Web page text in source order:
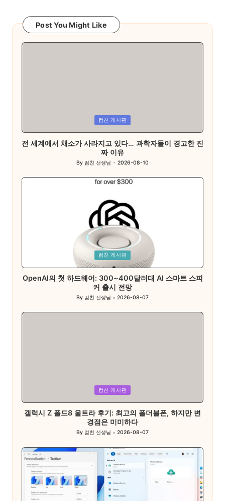
Post You Might Like
컴친 게시판
전 세계에서 채소가 사라지고 있다… 과학자들이 경고한 진
짜 이유
Posted
By 컴친 선생님 2026-08-10
컴친 게시판
OpenAI의 첫 하드웨어: 300~400달러대 AI 스마트 스피
커 출시 전망
Posted
By 컴친 선생님 2026-08-07
컴친 게시판
갤럭시 Z 폴드8 울트라 후기: 최고의 폴더블폰, 하지만 변
경점은 미미하다
Posted
By 컴친 선생님 2026-08-07